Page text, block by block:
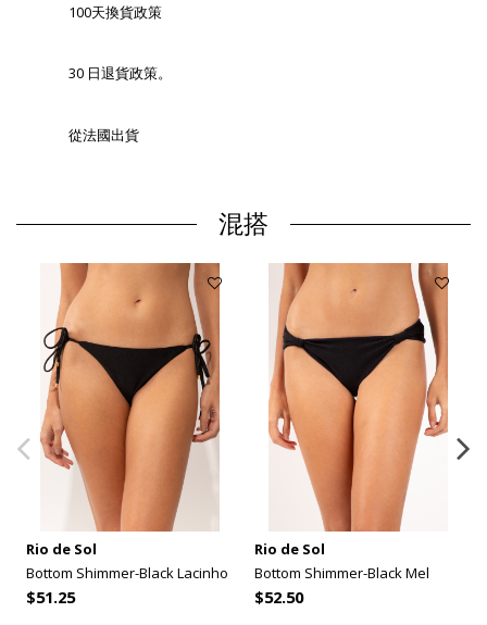
100天換貨政策
30 日退貨政策。
從法國出貨
混搭
Rio de Sol
Bottom Shimmer-Black Lacinho
$51.25
Rio de Sol
Bottom Shimmer-Black Mel
$52.50